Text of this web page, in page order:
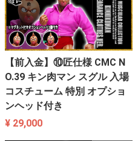
【前入金】⑩匠仕様 CMC N
O.39 キン肉マン スグル 入場
コスチューム 特別 オプショ
ンヘッド付き
¥ 29,000